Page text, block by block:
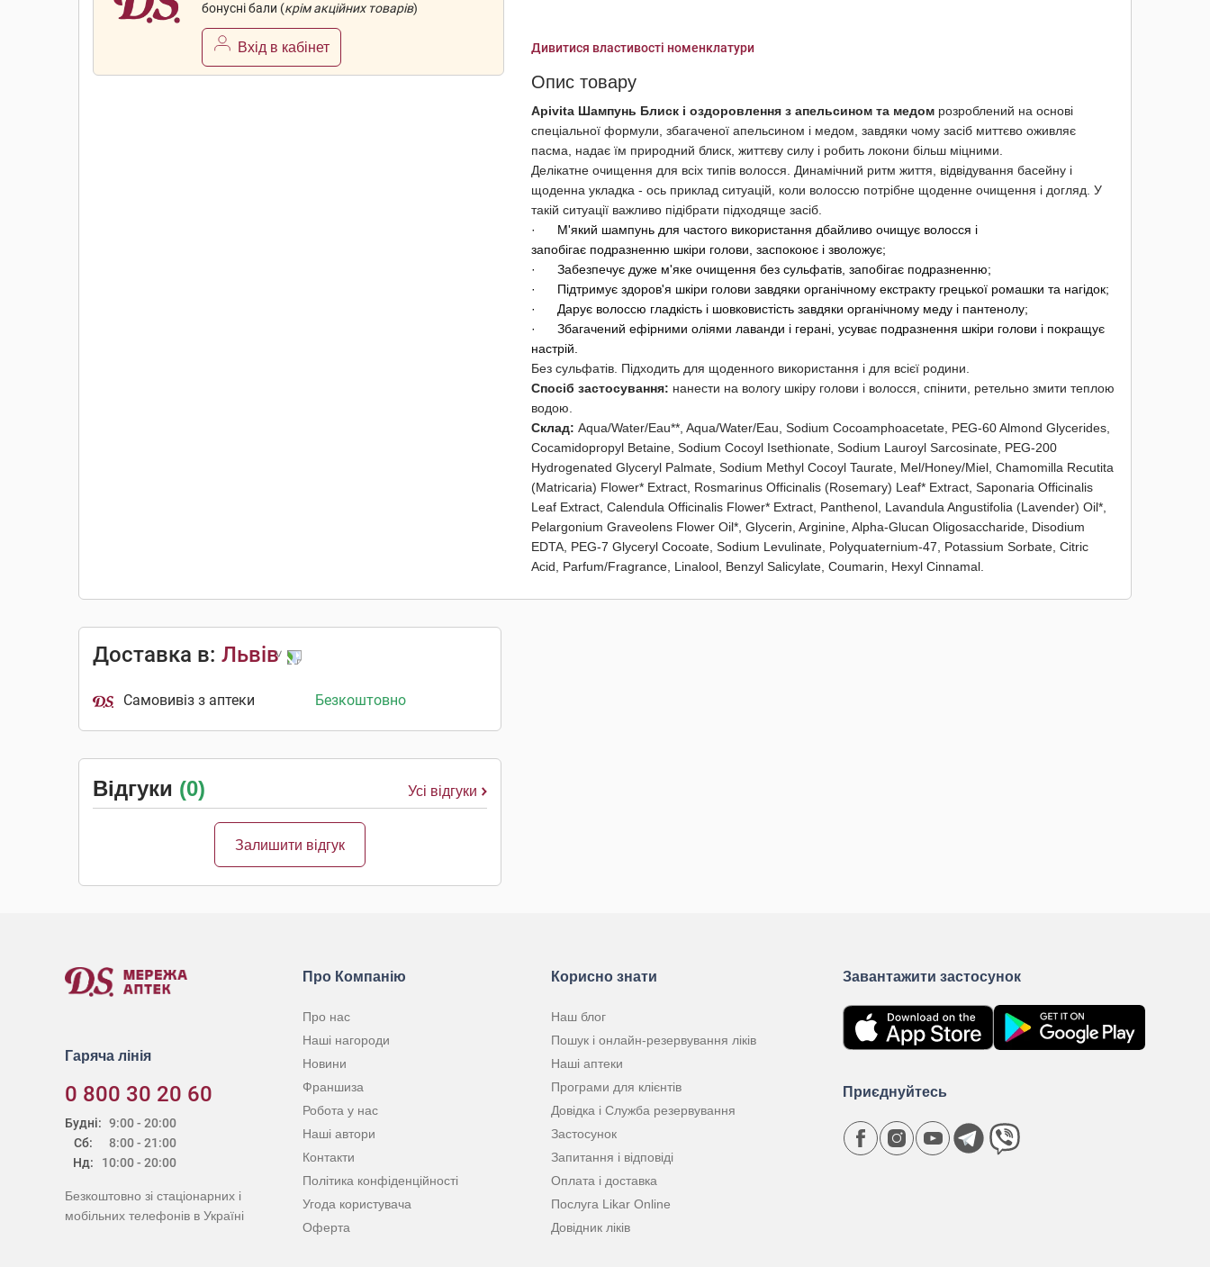
бонусні бали (крім акційних товарів)
Вхід в кабінет Дивитися властивості номенклатури
Опис товару
Apivita Шампунь Блиск і оздоровлення з апельсином та медом розроблений на основі
спеціальної формули, збагаченої апельсином і медом, завдяки чому засіб миттєво оживляє
пасма, надає їм природний блиск, життєву силу і робить локони більш міцними.
Делікатне очищення для всіх типів волосся. Динамічний ритм життя, відвідування басейну і
щоденна укладка - ось приклад ситуацій, коли волоссю потрібне щоденне очищення і догляд. У
такій ситуації важливо підібрати підходяще засіб.
· М'який шампунь для частого використання дбайливо очищує волосся і
запобігає подразненню шкіри голови, заспокоює і зволожує;
· Забезпечує дуже м'яке очищення без сульфатів, запобігає подразненню;
· Підтримує здоров'я шкіри голови завдяки органічному екстракту грецької ромашки та нагідок;
· Дарує волоссю гладкість і шовковистість завдяки органічному меду і пантенолу;
· Збагачений ефірними оліями лаванди і герані, усуває подразнення шкіри голови і покращує
настрій.
Без сульфатів. Підходить для щоденного використання і для всієї родини.
Спосіб застосування: нанести на вологу шкіру голови і волосся, спінити, ретельно змити теплою
водою.
Склад: Aqua/Water/Eau**, Aqua/Water/Eau, Sodium Cocoamphoacetate, PEG-60 Almond Glycerides,
Cocamidopropyl Betaine, Sodium Cocoyl Isethionate, Sodium Lauroyl Sarcosinate, PEG-200
Hydrogenated Glyceryl Palmate, Sodium Methyl Cocoyl Taurate, Mel/Honey/Miel, Chamomilla Recutita
(Matricaria) Flower* Extract, Rosmarinus Officinalis (Rosemary) Leaf* Extract, Saponaria Officinalis
Leaf Extract, Calendula Officinalis Flower* Extract, Panthenol, Lavandula Angustifolia (Lavender) Oil*,
Pelargonium Graveolens Flower Oil*, Glycerin, Arginine, Alpha-Glucan Oligosaccharide, Disodium
EDTA, PEG-7 Glyceryl Cocoate, Sodium Levulinate, Polyquaternium-47, Potassium Sorbate, Citric
Acid, Parfum/Fragrance, Linalool, Benzyl Salicylate, Coumarin, Hexyl Cinnamal.
Доставка в: Львів
Самовивіз з аптеки Безкоштовно
Відгуки (0) Усі відгуки
Залишити відгук
Гаряча лінія
0 800 30 20 60
Будні:
Сб:
Нд:
9:00 - 20:00
8:00 - 21:00
10:00 - 20:00
Безкоштовно зі стаціонарних і
мобільних телефонів в Україні
Про Компанію
Про нас
Наші нагороди
Новини
Франшиза
Робота у нас
Наші автори
Контакти
Політика конфіденційності
Угода користувача
Оферта
Корисно знати
Наш блог
Пошук і онлайн-резервування ліків
Наші аптеки
Програми для клієнтів
Довідка і Служба резервування
Застосунок
Запитання і відповіді
Оплата і доставка
Послуга Likar Online
Довідник ліків
Завантажити застосунок
Приєднуйтесь